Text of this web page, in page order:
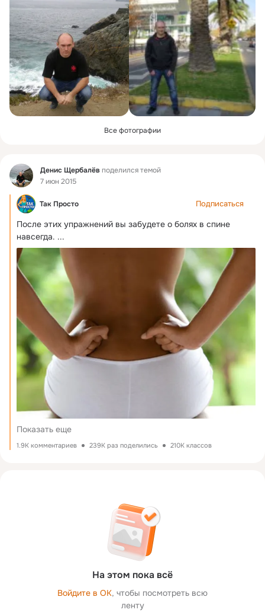
Все фотографии
Фид Денис Щербалёв поделился темой
7 июн 2015
Так Просто Подписаться
После этих упражнений вы забудете о болях в спине
навсегда. ...
Показать еще
1.9K комментариев 239K раз поделились 210K классов
На этом пока всё
Войдите в ОК, чтобы посмотреть всю
ленту